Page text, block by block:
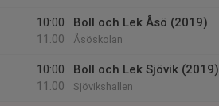
10:00
11:00
Boll och Lek Åsö (2019)
Åsöskolan
10:00
11:00
Boll och Lek Sjövik (2019)
Sjövikshallen